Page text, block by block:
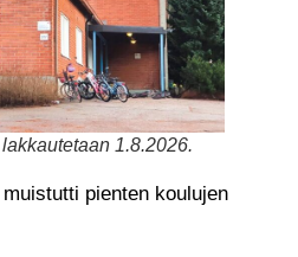
1.8.2026.
pienten koulujen